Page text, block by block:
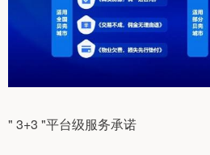
" 3+3 "平台级服务承诺